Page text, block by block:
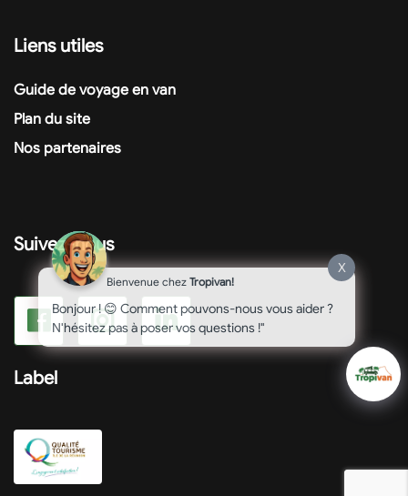
Liens utiles
Guide de voyage en van
Plan du site
Nos partenaires
Suivez-nous
Label
X
Bienvenue chez Tropivan!
Bonjour ! 😊 Comment pouvons-nous vous aider ?
N'hésitez pas à poser vos questions !"